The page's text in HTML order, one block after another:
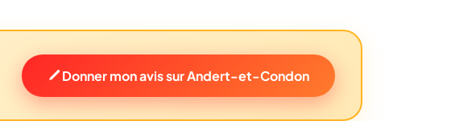
Donner mon avis sur Andert-et-Condon